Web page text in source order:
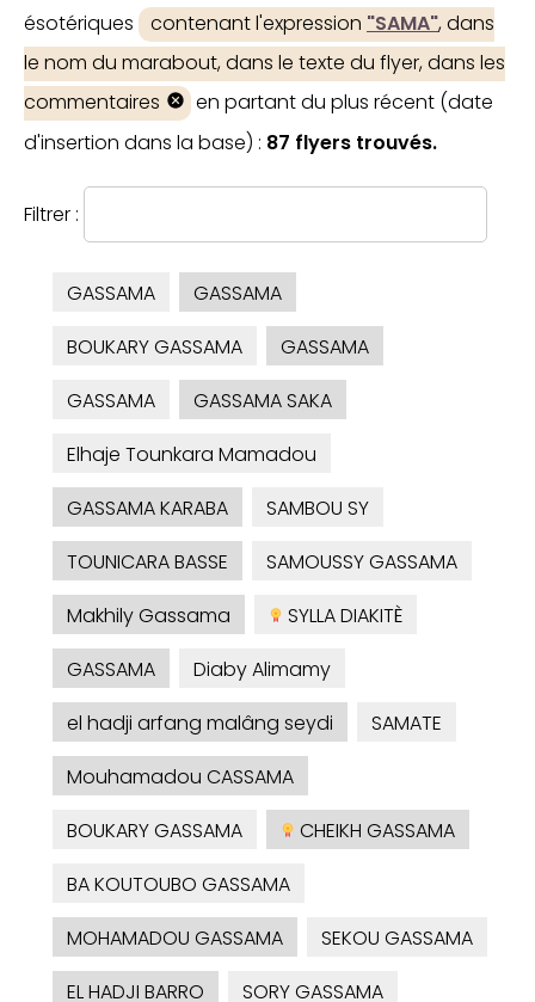
ésotériques
contenant l'expression "SAMA", dans
le nom du marabout, dans le texte du flyer, dans les
commentaires
en partant du plus récent (date
d'insertion dans la base) : 87 flyers trouvés.
Filtrer :
GASSAMA
GASSAMA
BOUKARY GASSAMA
GASSAMA
GASSAMA
GASSAMA SAKA
Elhaje Tounkara Mamadou
GASSAMA KARABA
SAMBOU SY
TOUNICARA BASSE
SAMOUSSY GASSAMA
Makhily Gassama
SYLLA DIAKITÈ
GASSAMA
Diaby Alimamy
el hadji arfang malâng seydi
SAMATE
Mouhamadou CASSAMA
BOUKARY GASSAMA
CHEIKH GASSAMA
BA KOUTOUBO GASSAMA
MOHAMADOU GASSAMA
SEKOU GASSAMA
EL HADJI BARRO
SORY GASSAMA